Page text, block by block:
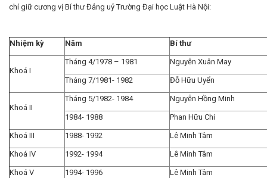
chí giữ cương vị Bí thư Đảng uỷ Trường Đại học Luật Hà Nội:
Nhiệm kỳ Năm Bí thư
Khoá I
Tháng 4/1978 – 1981 Nguyễn Xuân May
Tháng 7/1981- 1982 Đỗ Hữu Uyển
Khoá II
Tháng 5/1982- 1984 Nguyễn Hồng Minh
1984- 1988 Phan Hữu Chi
Khoá III 1988- 1992 Lê Minh Tâm
Khoá IV 1992- 1994 Lê Minh Tâm
Khoá V 1994- 1996 Lê Minh Tâm